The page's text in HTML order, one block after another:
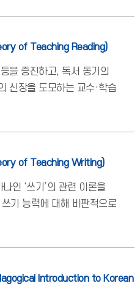
of Teaching Reading)
을 증진하고, 독서 동기의
신장을 도모하는 교수·학습
of Teaching Writing)
인 ‘쓰기’의 관련 이론을
기 능력에 대해 비판적으로
Introduction to Korean